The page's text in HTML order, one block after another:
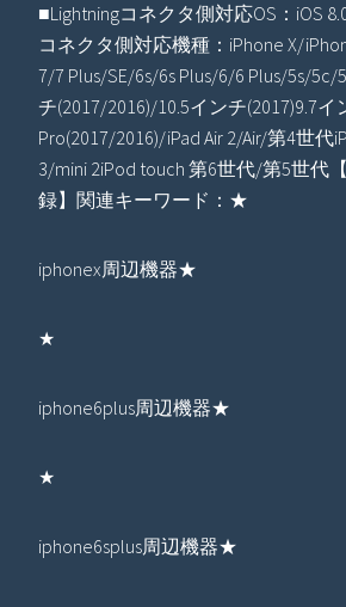
■Lightningコネクタ側対応OS：iOS
コネクタ側対応機種：iPhone X/
7/7 Plus/SE/6s/6s Plus/6/6 Plus/5s/5c/
チ(2017/2016)/10.5インチ(2017)9.7イ
Pro(2017/2016)/iPad Air 2/Air/第4世代
3/mini 2iPod touch 第6世代/第5世代
録】関連キーワード：★
iphonex周辺機器★
★
iphone6plus周辺機器★
★
iphone6splus周辺機器★